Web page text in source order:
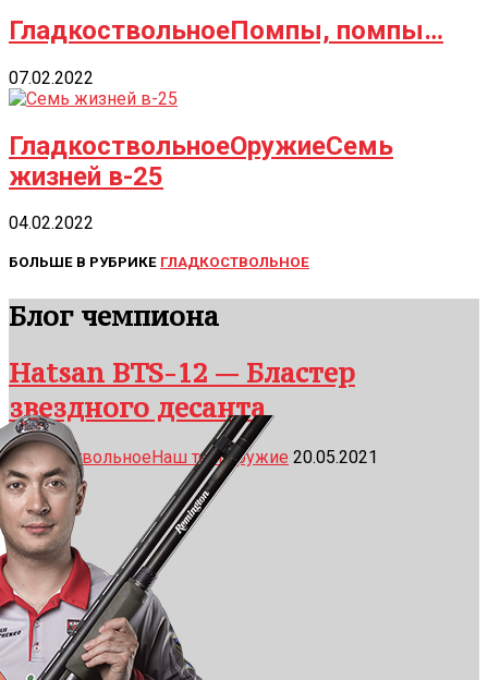
ГладкоствольноеПомпы, помпы…
07.02.2022
ГладкоствольноеОружиеСемь
жизней в-25
04.02.2022
БОЛЬШЕ В РУБРИКЕ ГЛАДКОСТВОЛЬНОЕ
Блог чемпиона
Hatsan BTS-12 — Бластер
звездного десанта
Гладкоствольное Наш тестОружие 20.05.2021